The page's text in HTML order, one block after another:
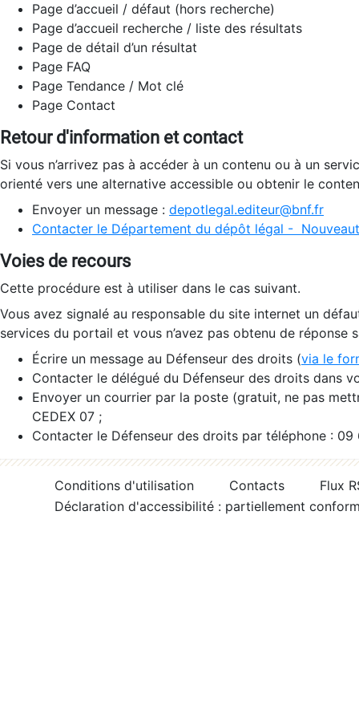
Page d’accueil / défaut (hors recherche)
Page d’accueil recherche / liste des résultats
Page de détail d’un résultat
Page FAQ
Page Tendance / Mot clé
Page Contact
Retour d'information et contact
Si vous n’arrivez pas à accéder à un contenu ou à un
orienté vers une alternative accessible ou obtenir le
Envoyer un message : depotlegal.editeur@bnf.fr
Contacter le Département du dépôt légal -
Voies de recours
Cette procédure est à utiliser dans le cas suivant.
Vous avez signalé au responsable du site internet un
services du portail et vous n’avez pas obtenu de réponse
Écrire un message au Défenseur des droits (via le
Contacter le délégué du Défenseur des droits dans
Envoyer un courrier par la poste (gratuit, ne pas
CEDEX 07 ;
Contacter le Défenseur des droits par téléphone :
Conditions d'utilisation Contacts
Flux
Déclaration d'accessibilité : partiellement